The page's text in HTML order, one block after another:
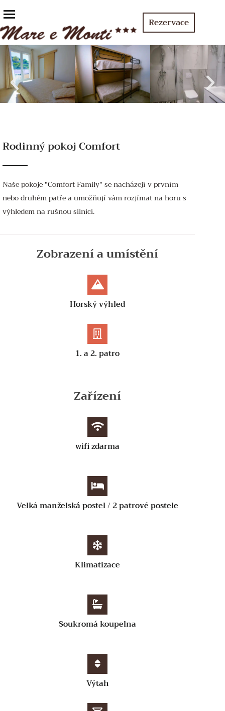
Rezervace
Rodinný pokoj Comfort
Naše pokoje "Comfort Family" se nacházejí v prvním
nebo druhém patře a umožňují vám rozjímat na horu s
výhledem na rušnou silnici.
Zobrazení a umístění
Horský výhled
1. a 2. patro
Zařízení
wifi zdarma
Velká manželská postel / 2 patrové postele
Klimatizace
Soukromá koupelna
Výtah